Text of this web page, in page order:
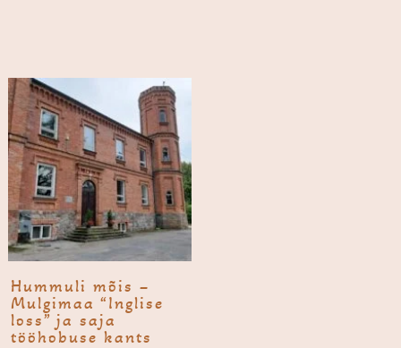
Hummu­li mõis –
Mulgimaa “Inglise
loss” ja saja
tööhobuse kants